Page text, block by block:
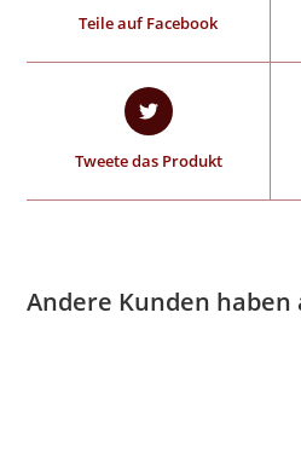
Teile auf Facebook
Tweete das Produkt
Andere Kunden